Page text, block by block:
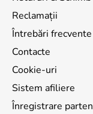
Reclamații
Întrebări frecvente
Contacte
Cookie-uri
Sistem afiliere
Înregistrare